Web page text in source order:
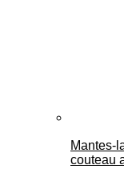
Mantes-
couteau